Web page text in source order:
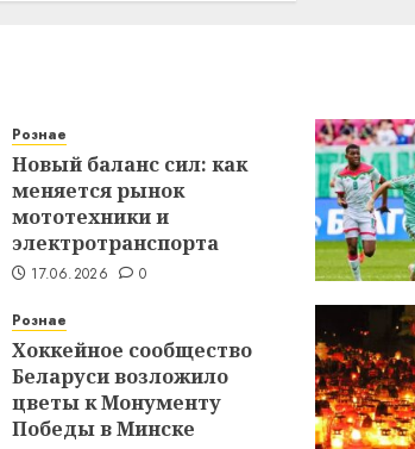
Рознае
Новый баланс сил: как
меняется рынок
мототехники и
электротранспорта
17.06.2026 0
Рознае
Хоккейное сообщество
Беларуси возложило
цветы к Монументу
Победы в Минске